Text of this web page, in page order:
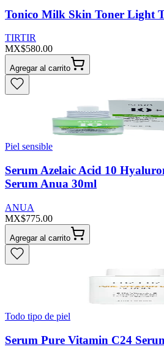
Tonico Milk Skin Toner Light
TIRTIR
MX$580.00
Agregar al carrito
Piel sensible
Serum Azelaic Acid 10
Serum Anua 30ml
ANUA
MX$775.00
Agregar al carrito
Todo tipo de piel
Serum Pure Vitamin C24